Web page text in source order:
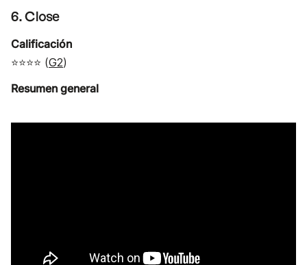
6. Close
Calificación
⭐⭐⭐⭐ (G2)
Resumen general